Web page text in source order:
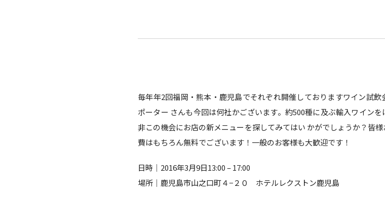
毎年年2回福岡・熊本・鹿児島でそれぞれ開催しておりますワイン試
ポーター さんも今回は何社かございます。約500種に及ぶ輸入ワイン
非この機会にお店の新メニューを探してみてはい かがでしょうか？皆
費はもちろん無料でございます！一般のお客様も大歓迎です！
日時｜2016年3月9日13:00 – 17:00
場所｜鹿児島市山之口町４−２０ ホテルレクストン鹿児島